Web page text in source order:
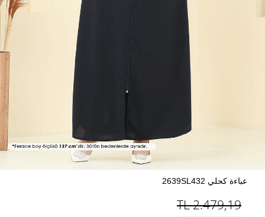
عباءة كحلي 2639SL432
2.479,19
TL